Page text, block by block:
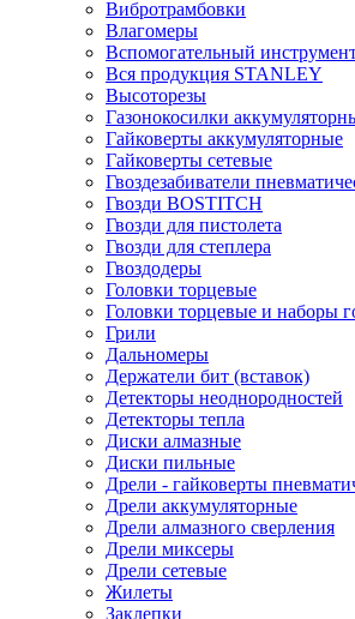
Вибротрамбовки
Влагомеры
Вспомогательный
Вся продукция STANLEY
Высоторезы
Газонокосилки
Гайковерты аккумуляторные
Гайковерты сетевые
Гвоздезабиватели
Гвозди BOSTITCH
Гвозди для пистолета
Гвозди для степлера
Гвоздодеры
Головки торцевые
Головки торцевые и наборы
Грили
Дальномеры
Держатели бит (вставок)
Детекторы неоднородностей
Детекторы тепла
Диски алмазные
Диски пильные
Дрели - гайковерты
Дрели аккумуляторные
Дрели алмазного сверления
Дрели миксеры
Дрели сетевые
Жилеты
Заклепки